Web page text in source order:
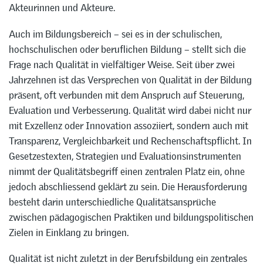
Akteurinnen und Akteure.
Auch im Bildungsbereich – sei es in der schulischen,
hochschulischen oder beruflichen Bildung – stellt sich die
Frage nach Qualität in vielfältiger Weise. Seit über zwei
Jahrzehnen ist das Versprechen von Qualität in der Bildung
präsent, oft verbunden mit dem Anspruch auf Steuerung,
Evaluation und Verbesserung. Qualität wird dabei nicht nur
mit Exzellenz oder Innovation assoziiert, sondern auch mit
Transparenz, Vergleichbarkeit und Rechenschaftspflicht. In
Gesetzestexten, Strategien und Evaluationsinstrumenten
nimmt der Qualitätsbegriff einen zentralen Platz ein, ohne
jedoch abschliessend geklärt zu sein. Die Herausforderung
besteht darin unterschiedliche Qualitätsansprüche
zwischen pädagogischen Praktiken und bildungspolitischen
Zielen in Einklang zu bringen.
Qualität ist nicht zuletzt in der Berufsbildung ein zentrales